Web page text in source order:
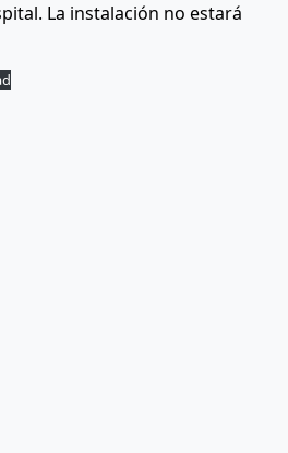
La instalación no estará